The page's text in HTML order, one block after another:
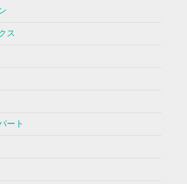
ス
ート